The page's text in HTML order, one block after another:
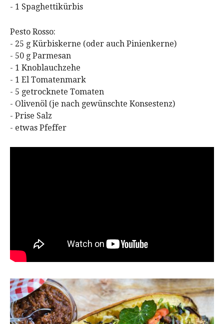
- 1 Spaghettikürbis
Pesto Rosso:
- 25 g Kürbiskerne (oder auch Pinienkerne)
- 50 g Parmesan
- 1 Knoblauchzehe
- 1 El Tomatenmark
- 5 getrocknete Tomaten
- Olivenöl (je nach gewünschte Konsestenz)
- Prise Salz
- etwas Pfeffer